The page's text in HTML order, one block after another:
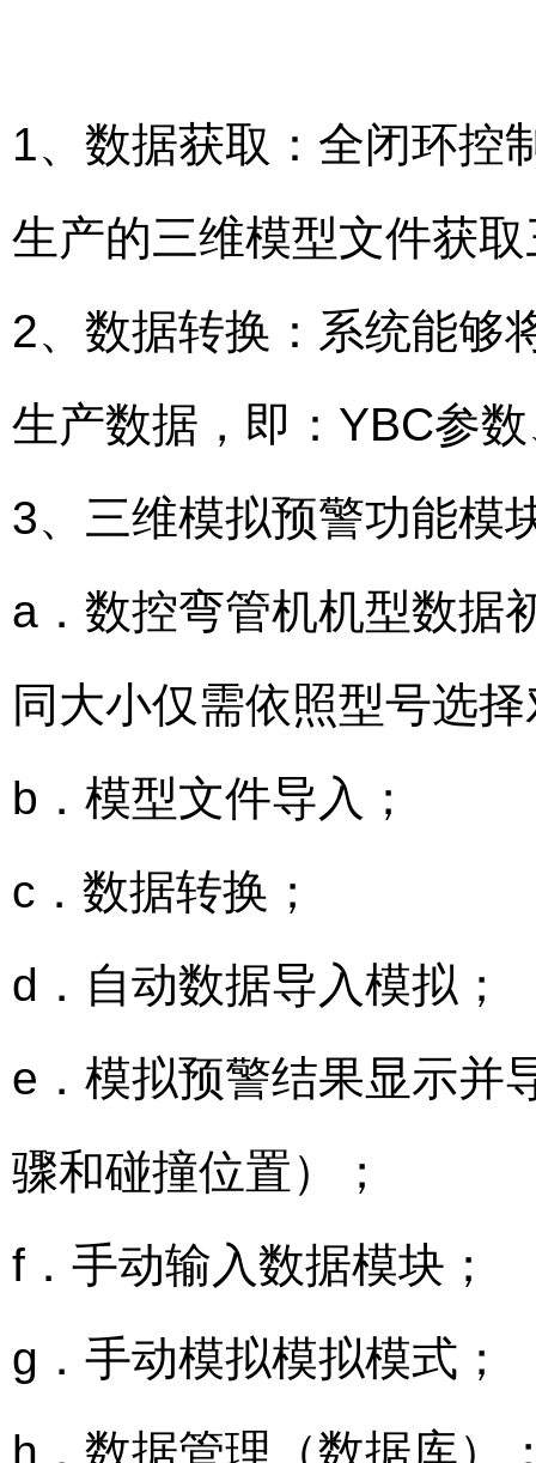
1、数据获取：全闭环控
生产的三维模型文件获
2、数据转换：系统能够
生产数据，即：YBC参
3、三维模拟预警功能模
a．数控弯管机机型数据
同大小仅需依照型号选
b．模型文件导入；
c．数据转换；
d．自动数据导入模拟；
e．模拟预警结果显示并
骤和碰撞位置）；
f．手动输入数据模块；
g．手动模拟模拟模式；
h．数据管理（数据库）